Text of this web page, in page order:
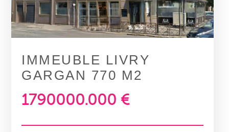
IMMEUBLE LIVRY
GARGAN 770 M2
1790000.000 €